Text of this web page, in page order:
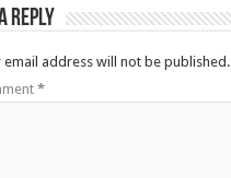
Reply
email address will not be published.
*